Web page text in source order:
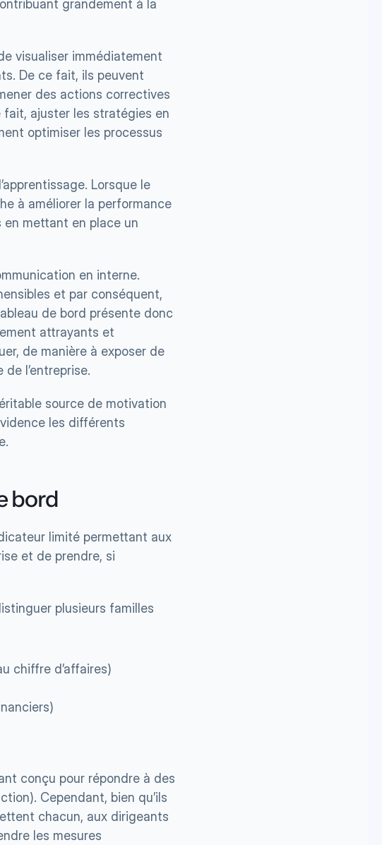
grandement à la
visualiser immédiatement
De ce fait, ils peuvent
des actions correctives
fait, ajuster les stratégies en
optimiser les processus
Lorsque le
à améliorer la performance
mettant en place un
en interne.
et par conséquent,
de bord présente donc
attrayants et
de manière à exposer de
l’entreprise.
source de motivation
les différents
bord
limité permettant aux
et de prendre, si
plusieurs familles
chiffre d’affaires)
conçu pour répondre à des
Cependant, bien qu’ils
chacun, aux dirigeants
les mesures